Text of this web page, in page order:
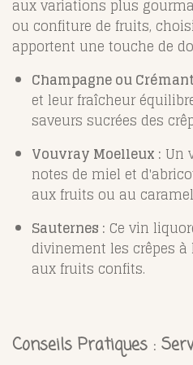
aux variations plus
ou confiture de fruits,
apportent une touche de
Champagne ou
et leur fraîcheur
saveurs sucrées des
Vouvray Moelleux : Un
notes de miel et
aux fruits ou au
Sauternes : Ce vin
divinement les crêpes
aux fruits confits.
Conseils Pratiques :